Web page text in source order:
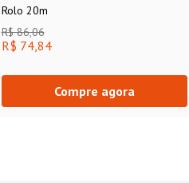
Rolo 20m
R$ 86,06
R$ 74,84
Compre agora